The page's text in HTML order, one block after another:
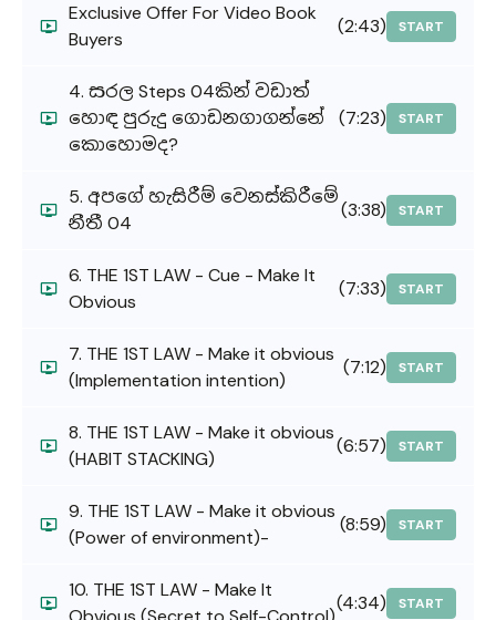
Exclusive Offer For Video Book
Buyers
(2:43) START
4. සරල Steps 04කින් වඩාත්
හොඳ පුරුදු ගොඩනගාගන්නේ
කොහොමද?
(7:23) START
5. අපගේ හැසිරීම් වෙනස්කිරීමේ
නීතී 04
(3:38) START
6. THE 1ST LAW - Cue - Make It
Obvious
(7:33) START
7. THE 1ST LAW - Make it obvious
(Implementation intention)
(7:12) START
8. THE 1ST LAW - Make it obvious
(HABIT STACKING)
(6:57) START
9. THE 1ST LAW - Make it obvious
(Power of environment)-
(8:59) START
10. THE 1ST LAW - Make It
(4:34) START